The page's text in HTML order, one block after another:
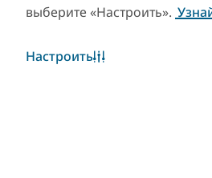
выберите «Настроить».
Настроить
Скачайте наши